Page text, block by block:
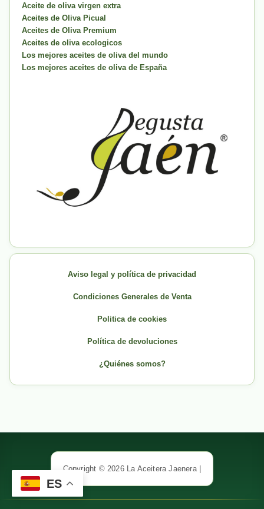
Aceite de oliva virgen extra
Aceites de Oliva Picual
Aceites de Oliva Premium
Aceites de oliva ecologicos
Los mejores aceites de oliva del mundo
Los mejores aceites de oliva de España
Aviso legal y política de privacidad
Condiciones Generales de Venta
Politica de cookies
Política de devoluciones
¿Quiénes somos?
Copyright © 2026 La Aceitera Jaenera |
ES